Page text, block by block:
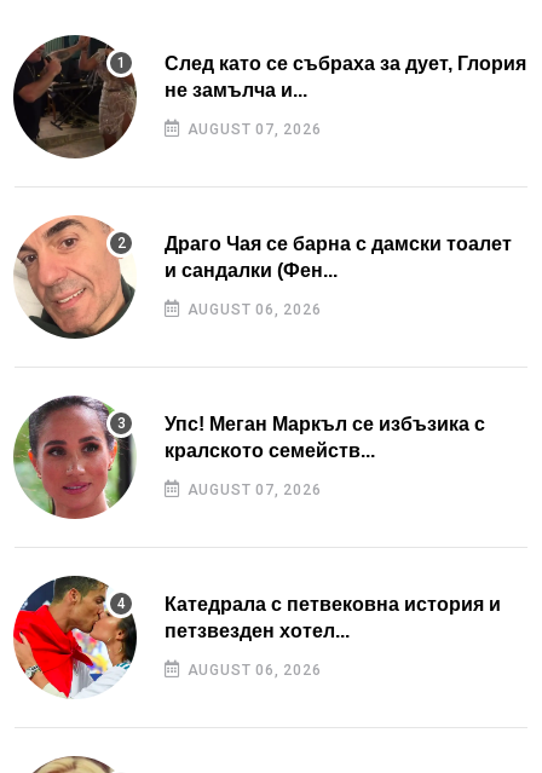
След като се събраха за дует, Глория
не замълча и...
AUGUST 07, 2026
Драго Чая се барна с дамски тоалет
и сандалки (Фен...
AUGUST 06, 2026
Упс! Меган Маркъл се избъзика с
кралското семейств...
AUGUST 07, 2026
Катедрала с петвековна история и
петзвезден хотел...
AUGUST 06, 2026